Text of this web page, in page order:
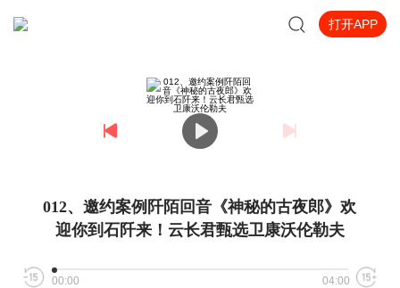
打开APP
012、邀约案例阡陌回音《神秘的古夜郎》欢
迎你到石阡来！云长君甄选卫康沃伦勒夫
00:00 04:00